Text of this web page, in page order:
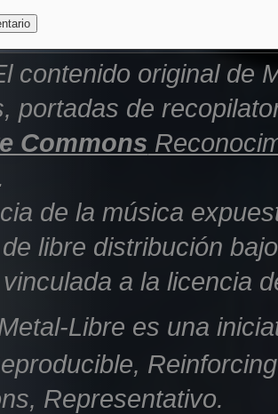
contenido original de
portadas de
Commons
de la música
libre distribución
a la licencia
Libre es una
Representativo.